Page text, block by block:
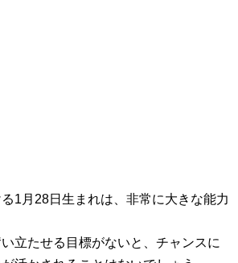
1月28日生まれは、非常に大きな能力
立たせる目標がないと、チャンスに